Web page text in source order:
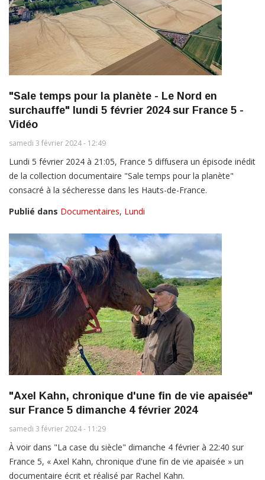
"Sale temps pour la planète - Le Nord en
surchauffe" lundi 5 février 2024 sur France 5 -
Vidéo
samedi 3 février 2024 - 12:49
Lundi 5 février 2024 à 21:05, France 5 diffusera un épisode inédit
de la collection documentaire "Sale temps pour la planète"
consacré à la sécheresse dans les Hauts-de-France.
Publié dans Documentaires, Lundi
"Axel Kahn, chronique d'une fin de vie apaisée"
sur France 5 dimanche 4 février 2024
samedi 3 février 2024 - 11:29
À voir dans "La case du siècle" dimanche 4 février à 22:40 sur
France 5, « Axel Kahn, chronique d'une fin de vie apaisée » un
documentaire écrit et réalisé par Rachel Kahn.